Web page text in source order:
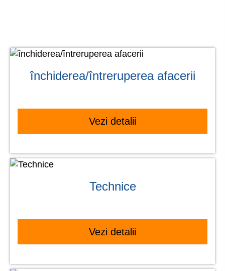
închiderea/întreruperea afacerii
Vezi detalii
Technice
Vezi detalii